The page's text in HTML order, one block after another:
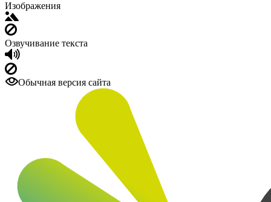
Изображения
Озвучивание текста
Обычная версия сайта